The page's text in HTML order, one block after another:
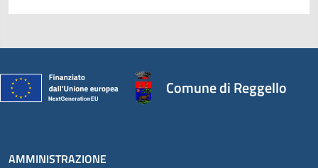
Comune di Reggello
AMMINISTRAZIONE